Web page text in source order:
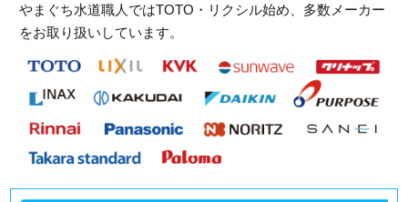
ました
山口県光市島田へ浴室バス水栓の交換工事でお伺いい
たしました
スタッフの修理報告や事例の一覧はこちら
やまぐち水道職人ではTOTO・リクシル始め、多数メーカー
をお取り扱いしています。